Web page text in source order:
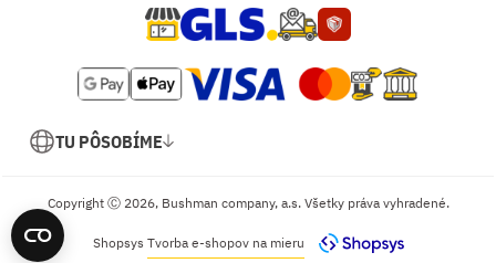
TU PÔSOBÍME
Copyright Ⓒ 2026, Bushman company, a.s. Všetky práva vyhradené.
Shopsys Tvorba e-shopov na mieru